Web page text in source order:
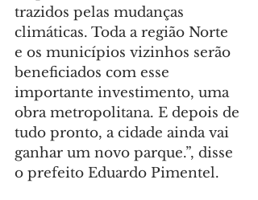
trazidos pelas mudanças
climáticas. Toda a região Norte
e os municípios vizinhos serão
beneficiados com esse
importante investimento, uma
obra metropolitana. E depois de
tudo pronto, a cidade ainda vai
ganhar um novo parque.”, disse
o prefeito Eduardo Pimentel.